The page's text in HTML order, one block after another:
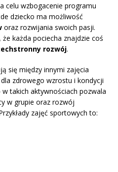
celu wzbogacenie programu
dziecko ma możliwość
oraz rozwijania swoich pasji.
każda pociecha znajdzie coś
rozwój.
się między innymi zajęcia
zdrowego wzrostu i kondycji
takich aktywnościach pozwala
w grupie oraz rozwój
zajęć sportowych to: